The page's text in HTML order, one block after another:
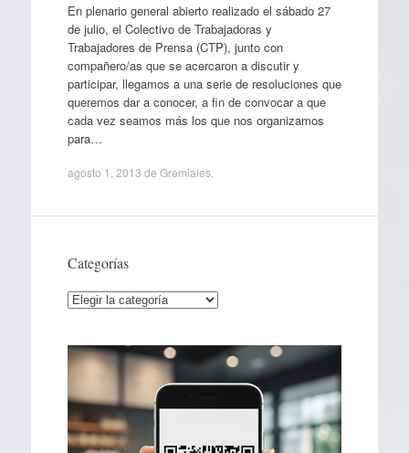
En plenario general abierto realizado el sábado 27
de julio, el Colectivo de Trabajadoras y
Trabajadores de Prensa (CTP), junto con
compañero/as que se acercaron a discutir y
participar, llegamos a una serie de resoluciones que
queremos dar a conocer, a fin de convocar a que
cada vez seamos más los que nos organizamos
para…
agosto 1, 2013 de Gremiales.
Categorías
Categorías